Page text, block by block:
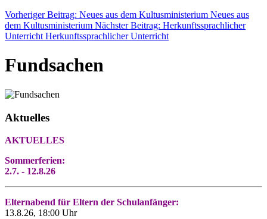
Vorheriger Beitrag: Neues aus dem Kultusministerium Neues aus
dem Kultusministerium Nächster Beitrag: Herkunftssprachlicher
Unterricht Herkunftssprachlicher Unterricht
Fundsachen
Aktuelles
AKTUELLES
Sommerferien:
2.7. - 12.8.26
Elternabend für Eltern der Schulanfänger:
13.8.26, 18:00 Uhr